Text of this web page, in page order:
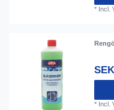
* Incl.
* Incl.